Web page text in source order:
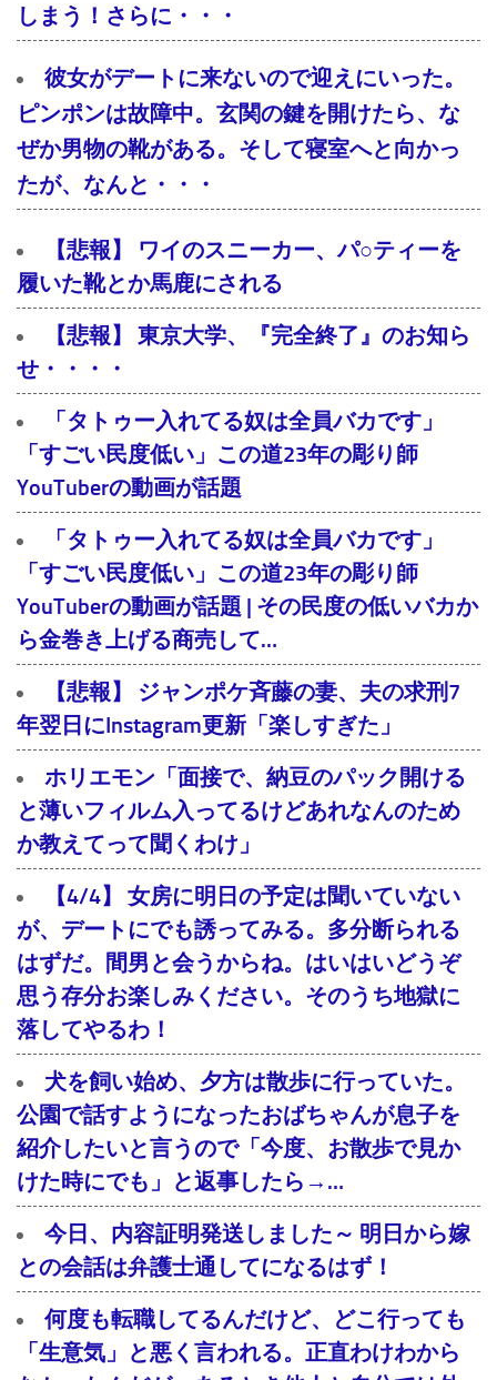
しまう！さらに・・・
彼女がデートに来ないので迎えにいった。
ピンポンは故障中。玄関の鍵を開けたら、な
ぜか男物の靴がある。そして寝室へと向かっ
たが、なんと・・・
【悲報】 ワイのスニーカー、パ○ティーを
履いた靴とか馬鹿にされる
【悲報】 東京大学、『完全終了』のお知ら
せ・・・・
「タトゥー入れてる奴は全員バカです」
「すごい民度低い」この道23年の彫り師
YouTuberの動画が話題
「タトゥー入れてる奴は全員バカです」
「すごい民度低い」この道23年の彫り師
YouTuberの動画が話題 | その民度の低いバカか
ら金巻き上げる商売して…
【悲報】 ジャンポケ斉藤の妻、夫の求刑7
年翌日にInstagram更新「楽しすぎた」
ホリエモン「面接で、納豆のパック開ける
と薄いフィルム入ってるけどあれなんのため
か教えてって聞くわけ」
【4/4】 女房に明日の予定は聞いていない
が、デートにでも誘ってみる。多分断られる
はずだ。間男と会うからね。はいはいどうぞ
思う存分お楽しみください。そのうち地獄に
落してやるわ！
犬を飼い始め、夕方は散歩に行っていた。
公園で話すようになったおばちゃんが息子を
紹介したいと言うので「今度、お散歩で見か
けた時にでも」と返事したら→…
今日、内容証明発送しました～ 明日から嫁
との会話は弁護士通してになるはず！
何度も転職してるんだけど、どこ行っても
「生意気」と悪く言われる。正直わけわから